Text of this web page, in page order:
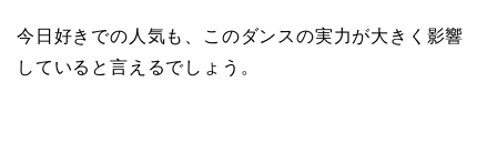
今日好きでの人気も、このダンスの実力が大きく影響
していると言えるでしょう。